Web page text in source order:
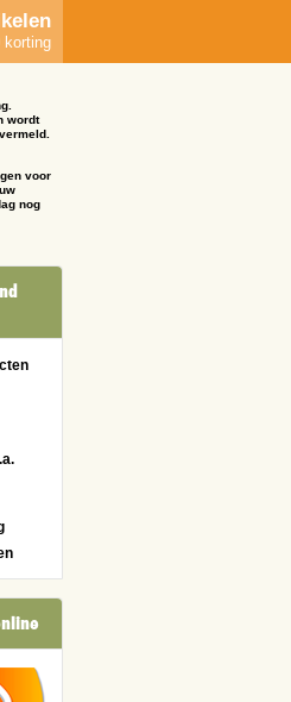
korting
wordt
voor
nog